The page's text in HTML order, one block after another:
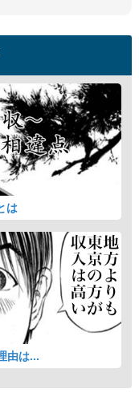
は
由は...